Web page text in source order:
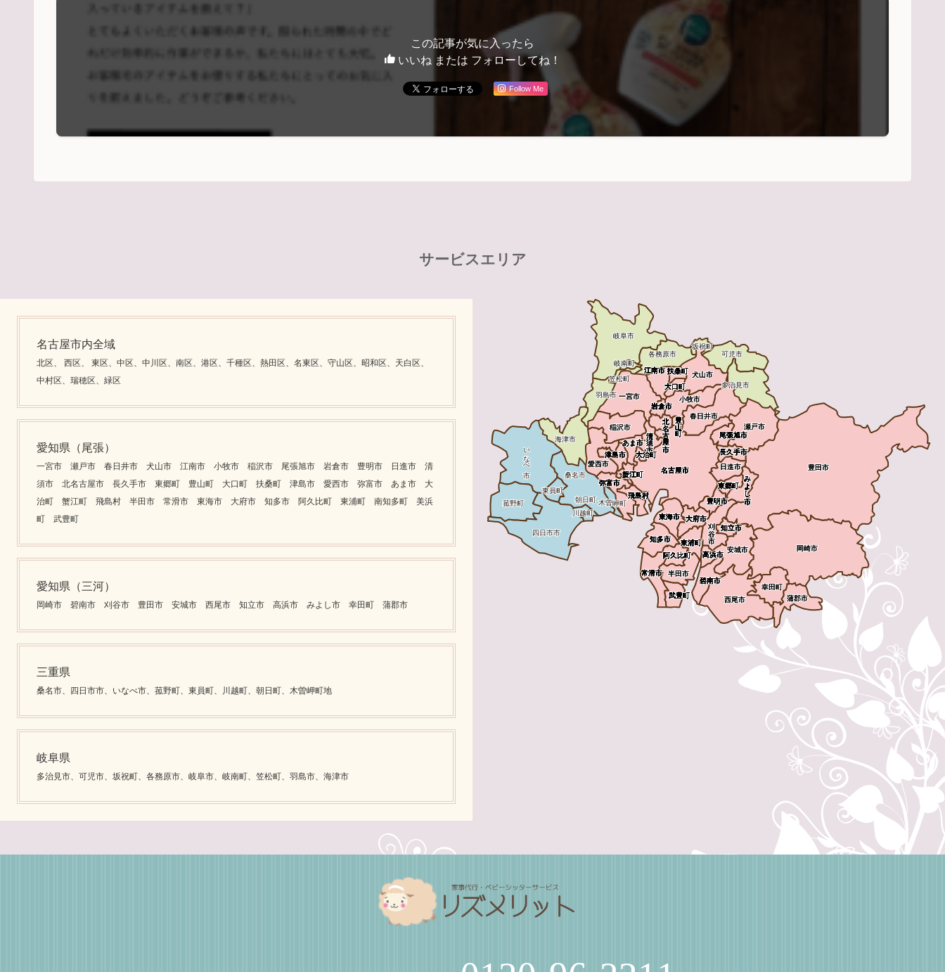
この記事が気に入ったら
いいね または フォローしてね！
Follow Me
サービスエリア
名古屋市内全域
北区、 西区、 東区、中区、中川区、南区、港区、千種区、熱田区、名東区、守山区、昭和区、天白区、
中村区、瑞穂区、緑区
愛知県（尾張）
一宮市 瀬戸市 春日井市 犬山市 江南市 小牧市 稲沢市 尾張旭市 岩倉市 豊明市 日進市 清
須市 北名古屋市 長久手市 東郷町 豊山町 大口町 扶桑町 津島市 愛西市 弥富市 あま市 大
治町 蟹江町 飛島村 半田市 常滑市 東海市 大府市 知多市 阿久比町 東浦町 南知多町 美浜
町 武豊町
愛知県（三河）
岡崎市 碧南市 刈谷市 豊田市 安城市 西尾市 知立市 高浜市 みよし市 幸田町 蒲郡市
三重県
桑名市、四日市市、いなべ市、菰野町、東員町、川越町、朝日町、木曽岬町地
岐阜県
多治見市、可児市、坂祝町、各務原市、岐阜市、岐南町、笠松町、羽島市、海津市